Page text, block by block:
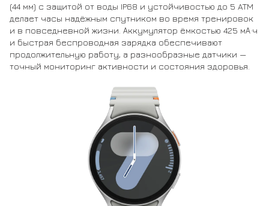
(44 мм) с защитой от воды IP68 и устойчивостью до 5 ATM
делает часы надёжным спутником во время тренировок
и в повседневной жизни. Аккумулятор ёмкостью 425 мА·ч
и быстрая беспроводная зарядка обеспечивают
продолжительную работу, а разнообразные датчики —
точный мониторинг активности и состояния здоровья.